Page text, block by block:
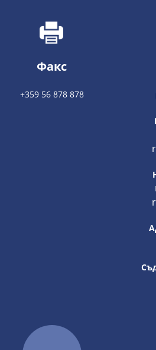
Факс
+359 56 878 878